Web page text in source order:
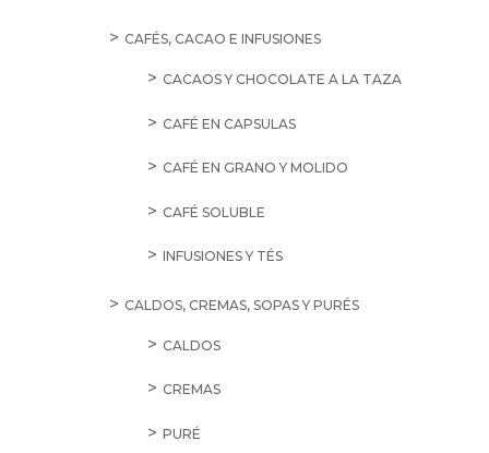
CAFÉS, CACAO E INFUSIONES
CACAOS Y CHOCOLATE A LA TAZA
CAFÉ EN CAPSULAS
CAFÉ EN GRANO Y MOLIDO
CAFÉ SOLUBLE
INFUSIONES Y TÉS
CALDOS, CREMAS, SOPAS Y PURÉS
CALDOS
CREMAS
PURÉ